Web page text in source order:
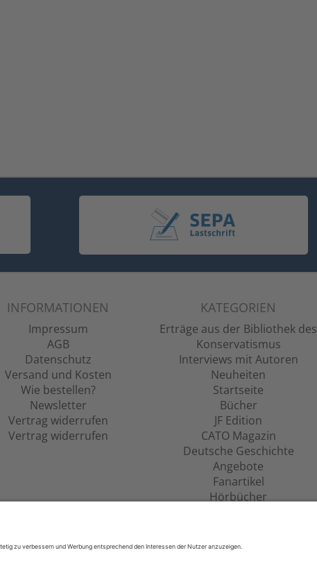
INFORMATIONEN
Impressum
AGB
Datenschutz
Versand und Kosten
Wie bestellen?
Newsletter
Vertrag widerrufen
Vertrag widerrufen
KATEGORIEN
Erträge aus der Bibliothek des
Konservatismus
Interviews mit Autoren
Neuheiten
Startseite
Bücher
JF Edition
CATO Magazin
Deutsche Geschichte
Angebote
Fanartikel
Hörbücher